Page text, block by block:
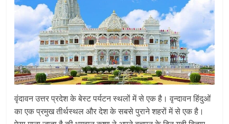
वृंदावन उत्तर प्रदेश के बेस्ट पर्यटन स्थलों में से एक है। वृन्दावन हिंदुओं
का एक प्रमुख तीर्थस्थल और देश के सबसे पुराने शहरों में से एक है।